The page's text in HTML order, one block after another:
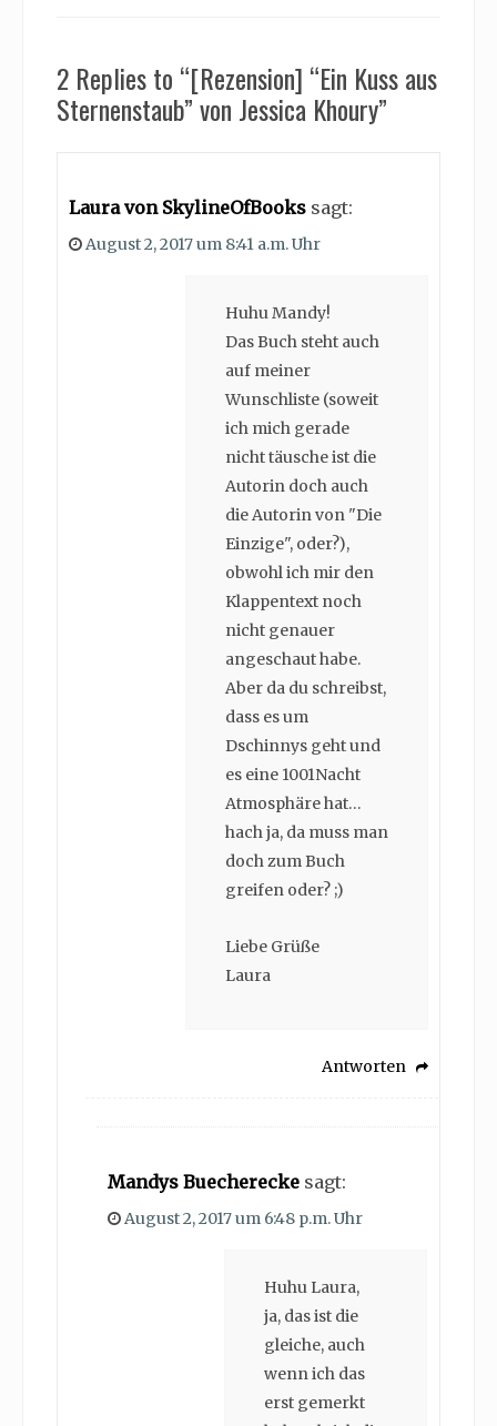
2 Replies to “[Rezension] “Ein Kuss aus
Sternenstaub” von Jessica Khoury”
Laura von SkylineOfBooks sagt:
August 2, 2017 um 8:41 a.m. Uhr
Huhu Mandy!
Das Buch steht auch
auf meiner
Wunschliste (soweit
ich mich gerade
nicht täusche ist die
Autorin doch auch
die Autorin von "Die
Einzige", oder?),
obwohl ich mir den
Klappentext noch
nicht genauer
angeschaut habe.
Aber da du schreibst,
dass es um
Dschinnys geht und
es eine 1001Nacht
Atmosphäre hat…
hach ja, da muss man
doch zum Buch
greifen oder? ;)
Liebe Grüße
Laura
Antworten
Mandys Buecherecke sagt:
August 2, 2017 um 6:48 p.m. Uhr
Huhu Laura,
ja, das ist die
gleiche, auch
wenn ich das
erst gemerkt